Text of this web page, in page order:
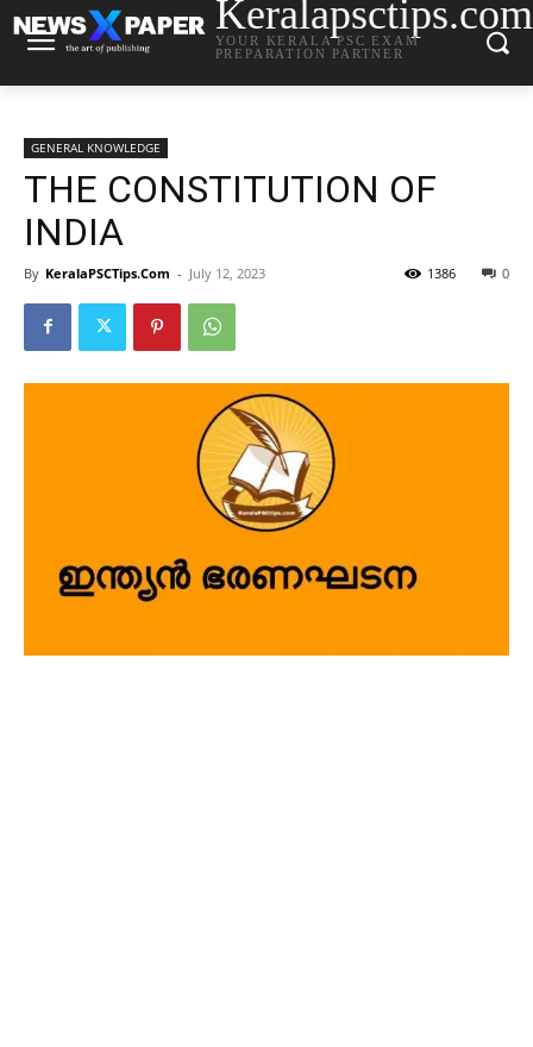
Keralapsctips.com
YOUR KERALA PSC EXAM
PREPARATION PARTNER
GENERAL KNOWLEDGE
THE CONSTITUTION OF
INDIA
By KeralaPSCTips.Com - July 12, 2023 0
1386